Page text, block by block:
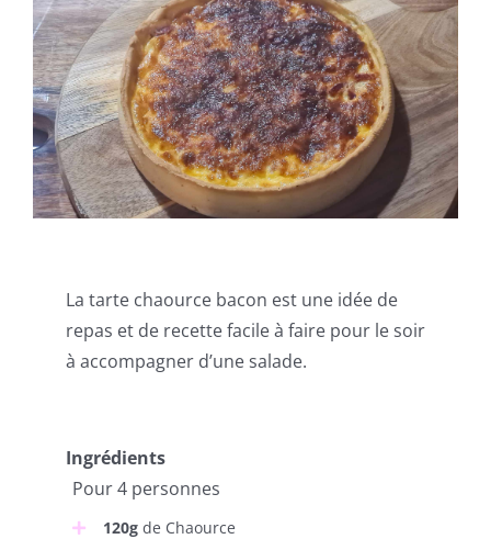
La tarte chaource bacon est une idée de
repas et de recette facile à faire pour le soir
à accompagner d’une salade.
Ingrédients
Pour 4 personnes
120gde Chaource